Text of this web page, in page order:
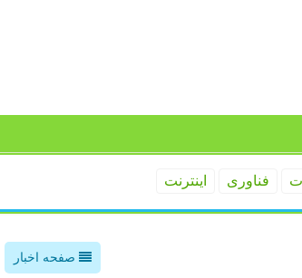
فناوری اینترنت
صفحه اخبار